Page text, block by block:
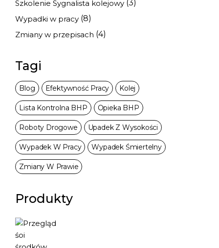
Szkolenie Sygnalista kolejowy (3)
Wypadki w pracy (8)
Zmiany w przepisach (4)
Tagi
Blog Efektywność Pracy Kolej
Lista Kontrolna BHP Opieka BHP
Roboty Drogowe Upadek Z Wysokości
Wypadek W Pracy Wypadek Śmiertelny
Zmiany W Prawie
Produkty